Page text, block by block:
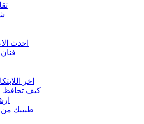
احدث
اخر
كيف
طبيبك من